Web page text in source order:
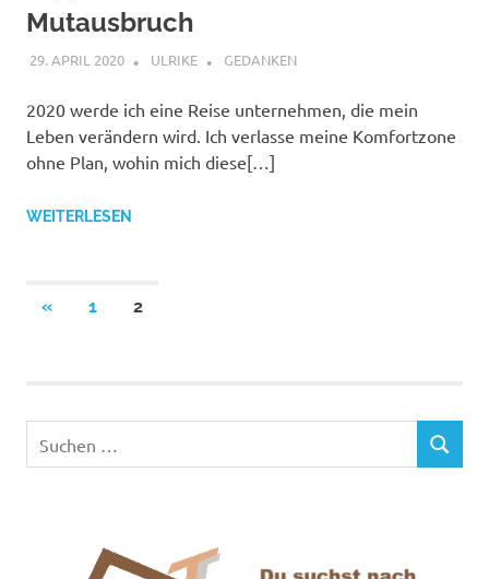
Mutausbruch
29. APRIL 2020 ULRIKE GEDANKEN
2020 werde ich eine Reise unternehmen, die mein
Leben verändern wird. Ich verlasse meine Komfortzone
ohne Plan, wohin mich diese[…]
WEITERLESEN
Seitennummerierung
«VORHERIGE
1 2
nach:
SUCHEN